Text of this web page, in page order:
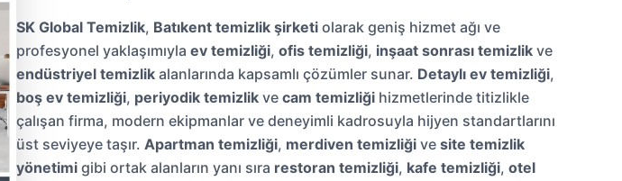
SK Global Temizlik, Batıkent temizlik şirketi olarak geniş hizmet ağı ve
profesyonel yaklaşımıyla ev temizliği, ofis temizliği, inşaat sonrası temizlik ve
endüstriyel temizlik alanlarında kapsamlı çözümler sunar. Detaylı ev temizliği,
boş ev temizliği, periyodik temizlik ve cam temizliği hizmetlerinde titizlikle
çalışan firma, modern ekipmanlar ve deneyimli kadrosuyla hijyen standartlarını
üst seviyeye taşır. Apartman temizliği, merdiven temizliği ve site temizlik
yönetimi gibi ortak alanların yanı sıra restoran temizliği, kafe temizliği, otel